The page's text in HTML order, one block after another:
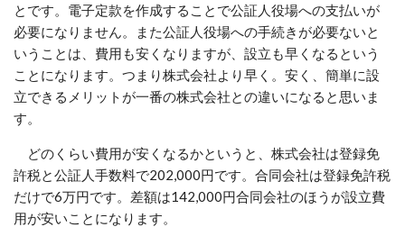
とです。電子定款を作成することで公証人役場への支払いが
必要になりません。また公証人役場への手続きが必要ないと
いうことは、費用も安くなりますが、設立も早くなるという
ことになります。つまり株式会社より早く。安く、簡単に設
立できるメリットが一番の株式会社との違いになると思いま
す。
どのくらい費用が安くなるかというと、株式会社は登録免
許税と公証人手数料で202,000円です。合同会社は登録免許税
だけで6万円です。差額は142,000円合同会社のほうが設立費
用が安いことになります。